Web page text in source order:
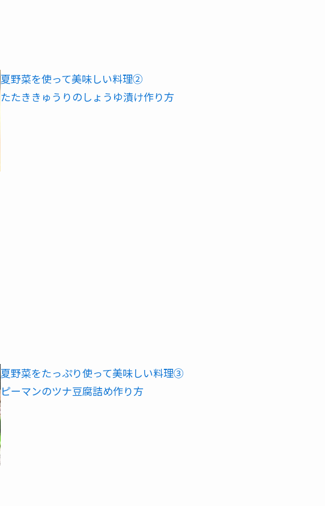
夏野菜を使って美味しい料理②
たたききゅうりのしょうゆ漬け作り方
夏野菜をたっぷり使って美味しい料理③
ピーマンのツナ豆腐詰め作り方